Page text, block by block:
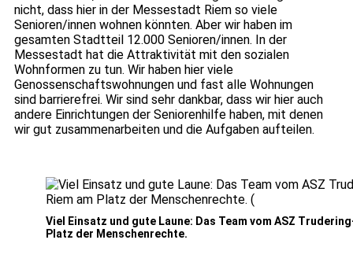
nicht, dass hier in der Messestadt Riem so viele
Senioren/innen wohnen könnten. Aber wir haben im
gesamten Stadtteil 12.000 Senioren/innen. In der
Messestadt hat die Attraktivität mit den sozialen
Wohnformen zu tun. Wir haben hier viele
Genossenschaftswohnungen und fast alle Wohnungen
sind barrierefrei. Wir sind sehr dankbar, dass wir hier auch
andere Einrichtungen der Seniorenhilfe haben, mit denen
wir gut zusammenarbeiten und die Aufgaben aufteilen.
Viel Einsatz und gute Laune: Das Team vom ASZ
Platz der Menschenrechte.